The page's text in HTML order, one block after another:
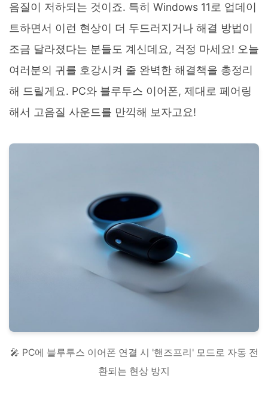
음질이 저하되는 것이죠. 특히 Windows 11로 업데이
트하면서 이런 현상이 더 두드러지거나 해결 방법이
조금 달라졌다는 분들도 계신데요, 걱정 마세요! 오늘
여러분의 귀를 호강시켜 줄 완벽한 해결책을 총정리
해 드릴게요. PC와 블루투스 이어폰, 제대로 페어링
해서 고음질 사운드를 만끽해 보자고요!
🎤 PC에 블루투스 이어폰 연결 시 '핸즈프리' 모드로 자동 전
환되는 현상 방지